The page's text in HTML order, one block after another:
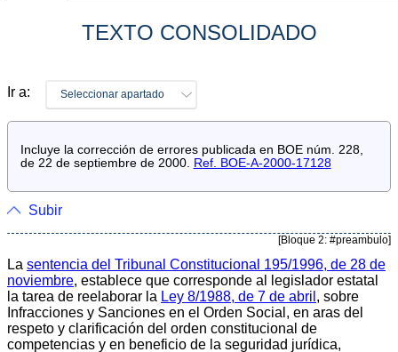
TEXTO CONSOLIDADO
Ir a: Seleccionar apartado
Incluye la corrección de errores publicada en BOE núm. 228,
de 22 de septiembre de 2000.
Ref. BOE-A-2000-17128
Subir
[Bloque 2: #preambulo]
La sentencia del Tribunal Constitucional 195/1996, de 28 de
noviembre, establece que corresponde al legislador estatal
la tarea de reelaborar la Ley 8/1988, de 7 de abril , sobre
Infracciones y Sanciones en el Orden Social, en aras del
respeto y clarificación del orden constitucional de
competencias y en beneficio de la seguridad jurídica,